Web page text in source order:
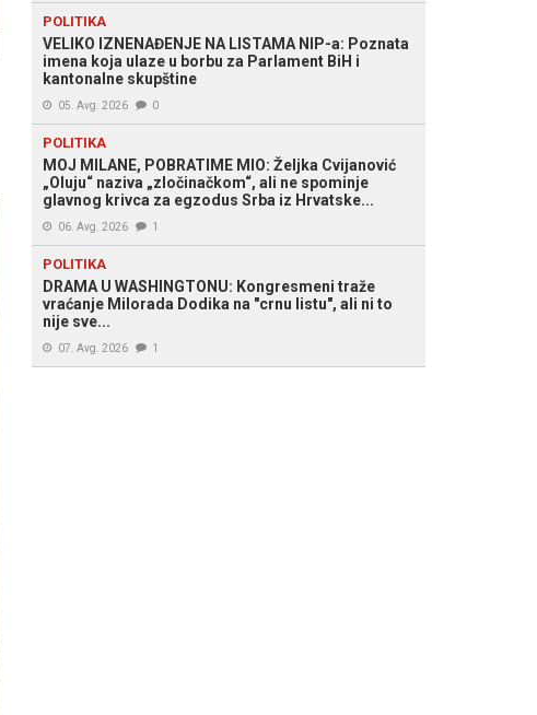
Ilustracija
POLITIKA
VELIKO IZNENAĐENJE NA LISTAMA NIP-a: Poznata
imena koja ulaze u borbu za Parlament BiH i
kantonalne skupštine
05. Avg. 2026 0
POLITIKA
MOJ MILANE, POBRATIME MIO: Željka Cvijanović
„Oluju“ naziva „zločinačkom“, ali ne spominje
glavnog krivca za egzodus Srba iz Hrvatske...
06. Avg. 2026 1
POLITIKA
DRAMA U WASHINGTONU: Kongresmeni traže
vraćanje Milorada Dodika na "crnu listu", ali ni to
nije sve...
07. Avg. 2026 1